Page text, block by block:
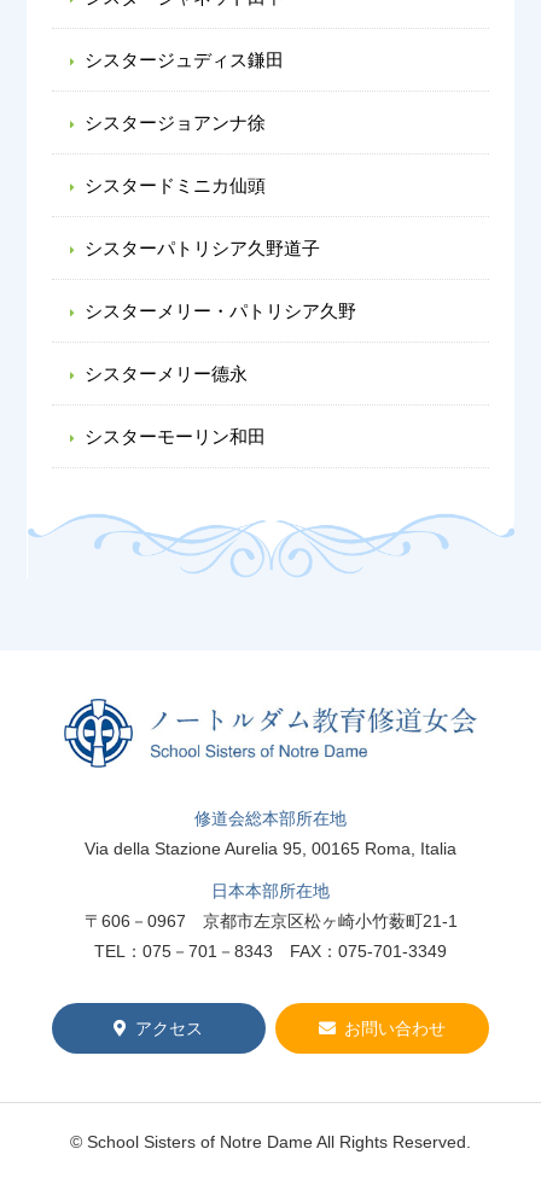
シスタージュディス鎌田
シスタージョアンナ徐
シスタードミニカ仙頭
シスターパトリシア久野道子
シスターメリー・パトリシア久野
シスターメリー德永
シスターモーリン和田
修道会総本部所在地
Via della Stazione Aurelia 95, 00165 Roma, Italia
日本本部所在地
〒606－0967 京都市左京区松ヶ崎小竹薮町21-1
TEL：075－701－8343 FAX：075-701-3349
アクセス お問い合わせ
© School Sisters of Notre Dame All Rights Reserved.